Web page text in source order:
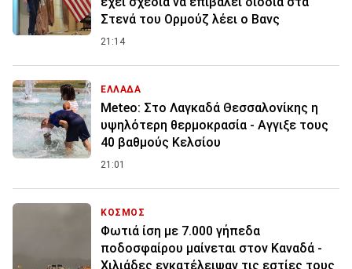
Στενά του Ορμούζ λέει ο Βανς
21:14
ΕΛΛΑΔΑ
Meteo: Στο Λαγκαδά Θεσσαλονίκης η
υψηλότερη θερμοκρασία - Αγγιξε τους
40 βαθμούς Κελσίου
21:01
ΚΟΣΜΟΣ
Φωτιά ίση με 7.000 γήπεδα
ποδοσφαίρου μαίνεται στον Καναδά -
Χιλιάδες εγκατέλειψαν τις εστίες τους